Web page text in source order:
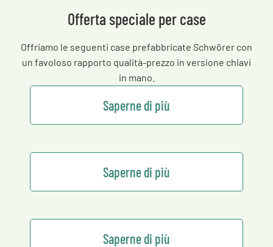
Offerta speciale per case
Offriamo le seguenti case prefabbricate Schwörer con
un favoloso rapporto qualità-prezzo in versione chiavi
in mano.
Saperne di più
Saperne di più
Saperne di più